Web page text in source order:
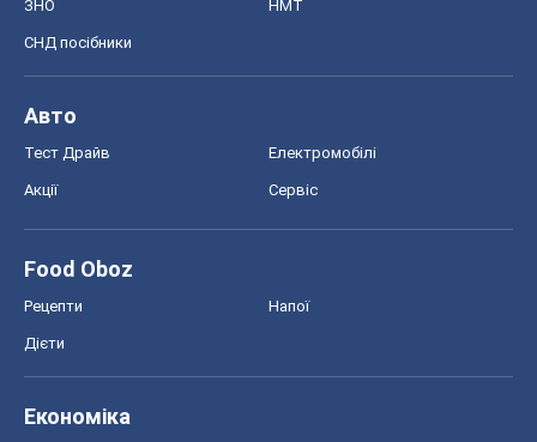
ЗНО НМТ
СНД посібники
Авто
Тест Драйв Електромобілі
Акції Сервіс
Food Oboz
Рецепти Напої
Дієти
Економіка